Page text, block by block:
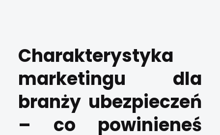
Charakterystyka
marketingu dla
branży ubezpieczeń
– co powinieneś